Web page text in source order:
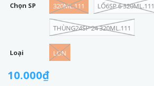
10.000₫
Chọn SP 320ML.111 LỐ6SP 6 320ML.111
THÙNG24SP 24 320ML.111
Loại LON